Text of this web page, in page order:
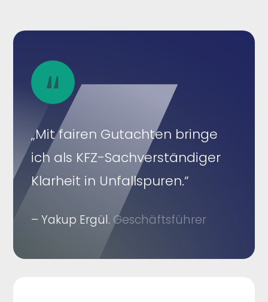
„Mit fairen Gutachten bringe
ich als KFZ-Sachverständiger
Klarheit in Unfallspuren.“
– Yakup Ergül. Geschäftsführer